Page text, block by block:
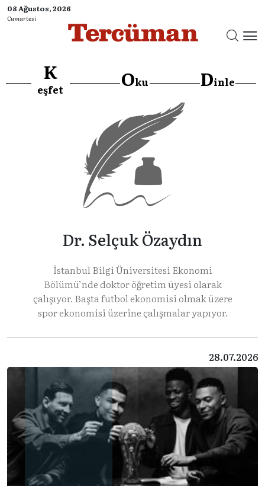
08 Ağustos, 2026
Cumartesi
K
eşfet Oku Dinle
Dr. Selçuk Özaydın
İstanbul Bilgi Üniversitesi Ekonomi
Bölümü’nde doktor öğretim üyesi olarak
çalışıyor. Başta futbol ekonomisi olmak üzere
spor ekonomisi üzerine çalışmalar yapıyor.
28.07.2026